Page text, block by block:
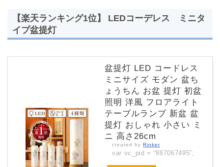
【楽天ランキング1位】 LEDコーデレス ミニタ
イプ盆提灯
盆提灯 LED コードレス
ミニサイズ モダン 盆ち
ょうちん お盆 提灯 初盆
照明 洋風 フロアライト
テーブルランプ 新盆 盆
提灯 おしゃれ 小さい ミ
ニ 高さ26cm
created by Rinker
var vc_pid = “887067495”;